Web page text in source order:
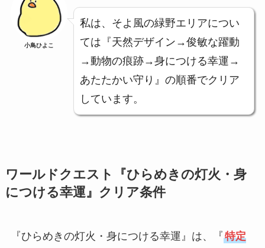
小鳥ひよこ
私は、そよ風の緑野エリアについ
ては『天然デザイン→俊敏な躍動
→動物の痕跡→身につける幸運→
あたたかい守り』の順番でクリア
しています。
ワールドクエスト『ひらめきの灯火・身
につける幸運』クリア条件
『ひらめきの灯火・身につける幸運』は、『特定